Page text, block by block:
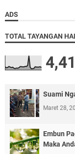
ADS
TOTAL TAYANGAN
Suami
Maret 28,
Embun
Maka